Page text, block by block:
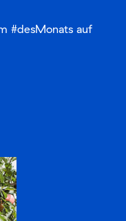
#desMonats auf